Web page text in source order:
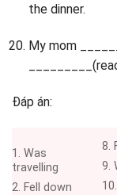
the dinner.
My mom
Đáp án:
1. Was
travelling
2. Fell down
8.
9.